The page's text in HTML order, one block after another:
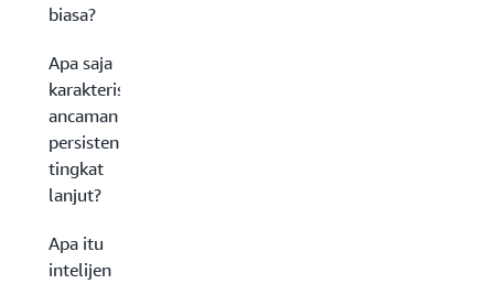
biasa?
Apa saja
karakteristik
ancaman
persisten
tingkat
lanjut?
Apa itu
intelijen